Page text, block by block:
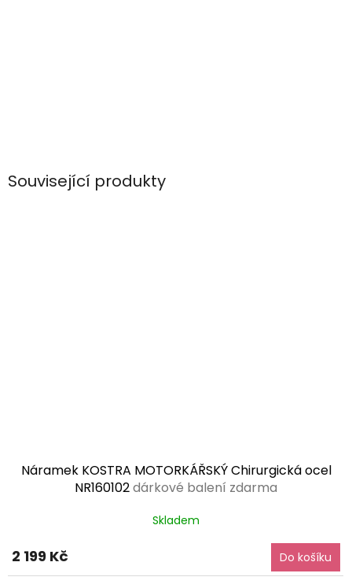
Související produkty
Náramek KOSTRA MOTORKÁŘSKÝ Chirurgická ocel
NR160102dárkové balení zdarma
Skladem
2 199 Kč Do košíku